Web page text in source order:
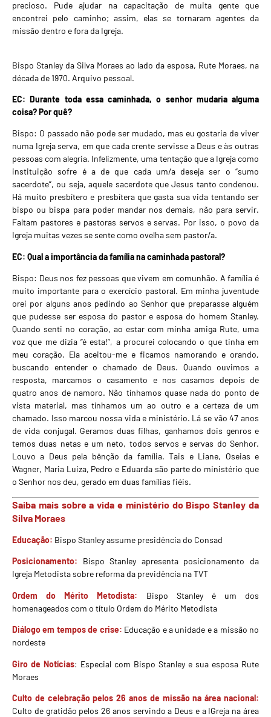
precioso. Pude ajudar na capacitação de muita gente que
encontrei pelo caminho; assim, elas se tornaram agentes da
missão dentro e fora da Igreja.
Bispo Stanley da Silva Moraes ao lado da esposa, Rute Moraes, na
década de 1970. Arquivo pessoal.
EC: Durante toda essa caminhada, o senhor mudaria alguma
coisa? Por quê?
Bispo: O passado não pode ser mudado, mas eu gostaria de viver
numa Igreja serva, em que cada crente servisse a Deus e às outras
pessoas com alegria. Infelizmente, uma tentação que a Igreja como
instituição sofre é a de que cada um/a deseja ser o “sumo
sacerdote”, ou seja, aquele sacerdote que Jesus tanto condenou.
Há muito presbítero e presbítera que gasta sua vida tentando ser
bispo ou bispa para poder mandar nos demais, não para servir.
Faltam pastores e pastoras servos e servas. Por isso, o povo da
Igreja muitas vezes se sente como ovelha sem pastor/a.
EC: Qual a importância da família na caminhada pastoral?
Bispo: Deus nos fez pessoas que vivem em comunhão. A família é
muito importante para o exercício pastoral. Em minha juventude
orei por alguns anos pedindo ao Senhor que preparasse alguém
que pudesse ser esposa do pastor e esposa do homem Stanley.
Quando senti no coração, ao estar com minha amiga Rute, uma
voz que me dizia “é esta!”, a procurei colocando o que tinha em
meu coração. Ela aceitou-me e ficamos namorando e orando,
buscando entender o chamado de Deus. Quando ouvimos a
resposta, marcamos o casamento e nos casamos depois de
quatro anos de namoro. Não tínhamos quase nada do ponto de
vista material, mas tínhamos um ao outro e a certeza de um
chamado. Isso marcou nossa vida e ministério. Lá se vão 47 anos
de vida conjugal. Geramos duas filhas, ganhamos dois genros e
temos duas netas e um neto, todos servos e servas do Senhor.
Louvo a Deus pela bênção da família. Tais e Liane, Oseias e
Wagner, Maria Luiza, Pedro e Eduarda são parte do ministério que
o Senhor nos deu, gerado em duas famílias fiéis.
Saiba mais sobre a vida e ministério do Bispo Stanley da
Silva Moraes
Educação: Bispo Stanley assume presidência do Consad
Posicionamento:
Bispo Stanley apresenta posicionamento da
Igreja Metodista sobre reforma da previdência na TVT
Ordem do Mérito Metodista:
Bispo Stanley é um dos
homenageados com o título Ordem do Mérito Metodista
Diálogo em tempos de crise: Educação e a unidade e a missão no
nordeste
Giro de Notícias: Especial com Bispo Stanley e sua esposa Rute
Moraes
Culto de celebração pelos 26 anos de missão na área nacional:
Culto de gratidão pelos 26 anos servindo a Deus e a IGreja na área